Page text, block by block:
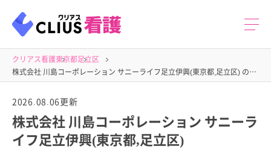
クリアス看護東京都足立区
株式会社 川島コーポレーション サニーライフ足立伊興(東京都,足立区) の求人
2026.08.06更新
株式会社 川島コーポレーション サニーラ
イフ足立伊興(東京都,足立区)